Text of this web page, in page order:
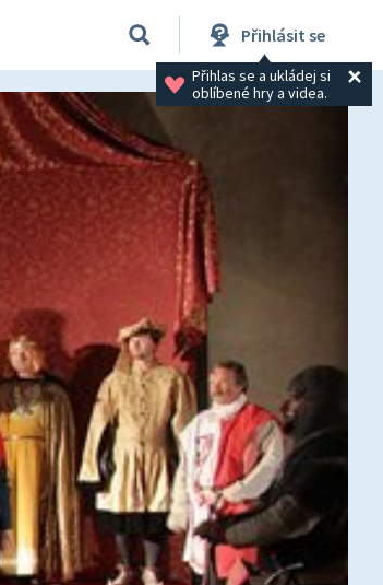
Přihlásit se
Přihlas se a ukládej si
oblíbené hry a videa.